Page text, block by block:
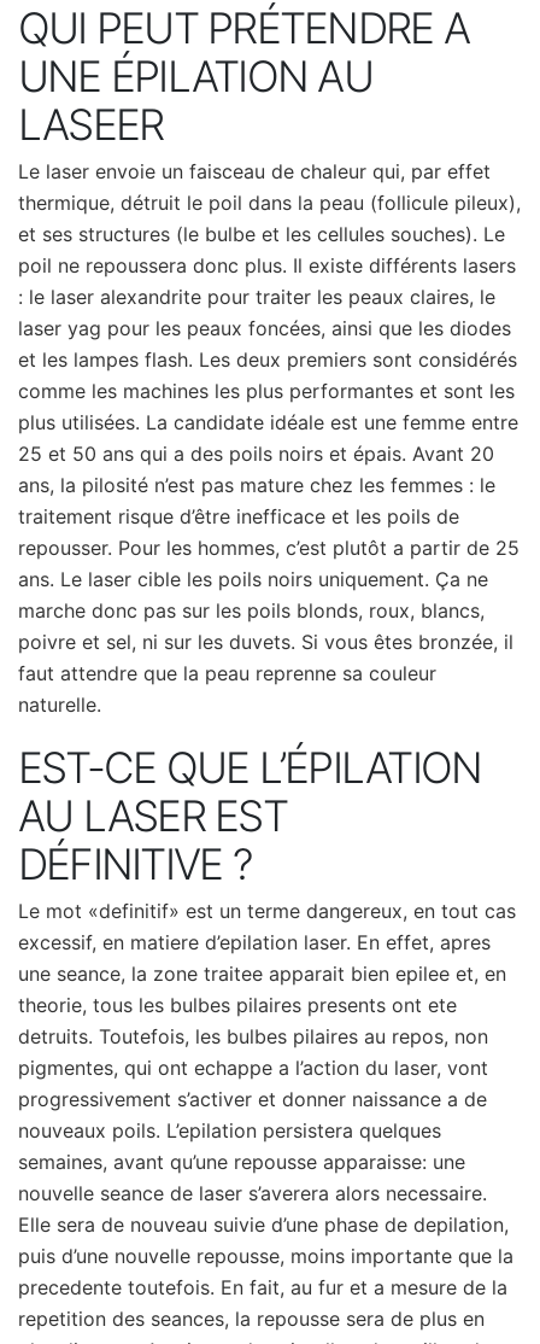
QUI PEUT PRÉTENDRE A
UNE ÉPILATION AU
LASEER
Le laser envoie un faisceau de chaleur qui, par effet
thermique, détruit le poil dans la peau (follicule pileux),
et ses structures (le bulbe et les cellules souches). Le
poil ne repoussera donc plus. Il existe différents lasers
: le laser alexandrite pour traiter les peaux claires, le
laser yag pour les peaux foncées, ainsi que les diodes
et les lampes flash. Les deux premiers sont considérés
comme les machines les plus performantes et sont les
plus utilisées. La candidate idéale est une femme entre
25 et 50 ans qui a des poils noirs et épais. Avant 20
ans, la pilosité n’est pas mature chez les femmes : le
traitement risque d’être inefficace et les poils de
repousser. Pour les hommes, c’est plutôt a partir de 25
ans. Le laser cible les poils noirs uniquement. Ça ne
marche donc pas sur les poils blonds, roux, blancs,
poivre et sel, ni sur les duvets. Si vous êtes bronzée, il
faut attendre que la peau reprenne sa couleur
naturelle.
EST-CE QUE L’ÉPILATION
AU LASER EST
DÉFINITIVE ?
Le mot «definitif» est un terme dangereux, en tout cas
excessif, en matiere d’epilation laser. En effet, apres
une seance, la zone traitee apparait bien epilee et, en
theorie, tous les bulbes pilaires presents ont ete
detruits. Toutefois, les bulbes pilaires au repos, non
pigmentes, qui ont echappe a l’action du laser, vont
progressivement s’activer et donner naissance a de
nouveaux poils. L’epilation persistera quelques
semaines, avant qu’une repousse apparaisse: une
nouvelle seance de laser s’averera alors necessaire.
Elle sera de nouveau suivie d’une phase de depilation,
puis d’une nouvelle repousse, moins importante que la
precedente toutefois. En fait, au fur et a mesure de la
repetition des seances, la repousse sera de plus en